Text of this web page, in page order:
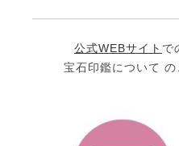
公式WEBサイト で
宝石印鑑について